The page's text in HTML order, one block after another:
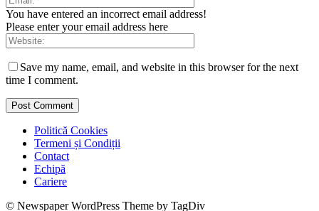
You have entered an incorrect email address!
Please enter your email address here
Save my name, email, and website in this browser for the next
time I comment.
Politică Cookies
Termeni și Condiții
Contact
Echipă
Cariere
© Newspaper WordPress Theme by TagDiv